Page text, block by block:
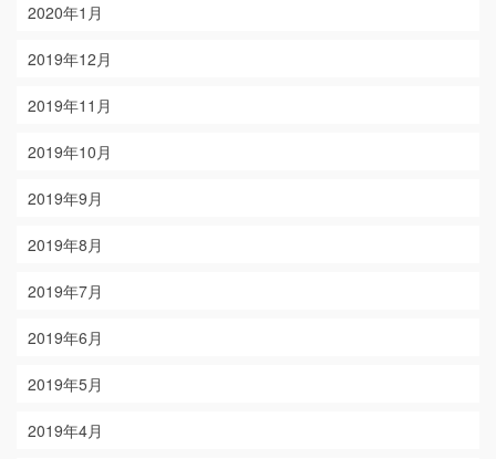
2020年1月
2019年12月
2019年11月
2019年10月
2019年9月
2019年8月
2019年7月
2019年6月
2019年5月
2019年4月